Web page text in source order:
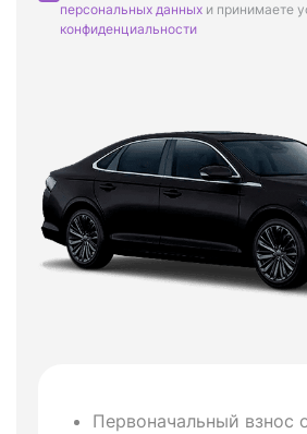
Первоначальный взнос
персональных данных и принимаете
конфиденциальности